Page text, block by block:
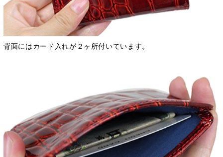
背面にはカード入れが２ヶ所付いています。